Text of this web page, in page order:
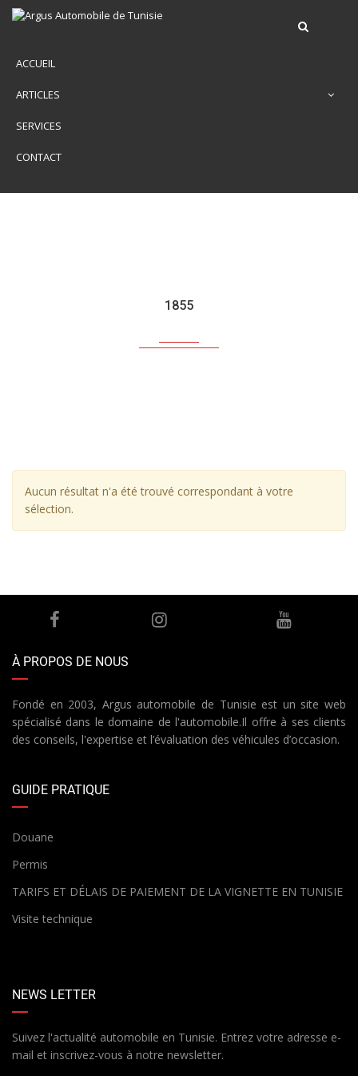
ACCUEIL
ARTICLES
SERVICES
CONTACT
1855
Aucun résultat n'a été trouvé correspondant à votre
sélection.
À PROPOS DE NOUS
Fondé en 2003, Argus automobile de Tunisie est un site web
spécialisé dans le domaine de l'automobile.Il offre à ses clients
des conseils, l'expertise et l’évaluation des véhicules d’occasion.
GUIDE PRATIQUE
Douane
Permis
TARIFS ET DÉLAIS DE PAIEMENT DE LA VIGNETTE EN TUNISIE
Visite technique
NEWS LETTER
Suivez l'actualité automobile en Tunisie. Entrez votre adresse e-
mail et inscrivez-vous à notre newsletter.